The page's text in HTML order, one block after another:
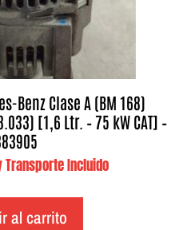
Benz Clase A (BM 168)
[1,6 Ltr. – 75 kW CAT] –
Transporte Incluido
al carrito